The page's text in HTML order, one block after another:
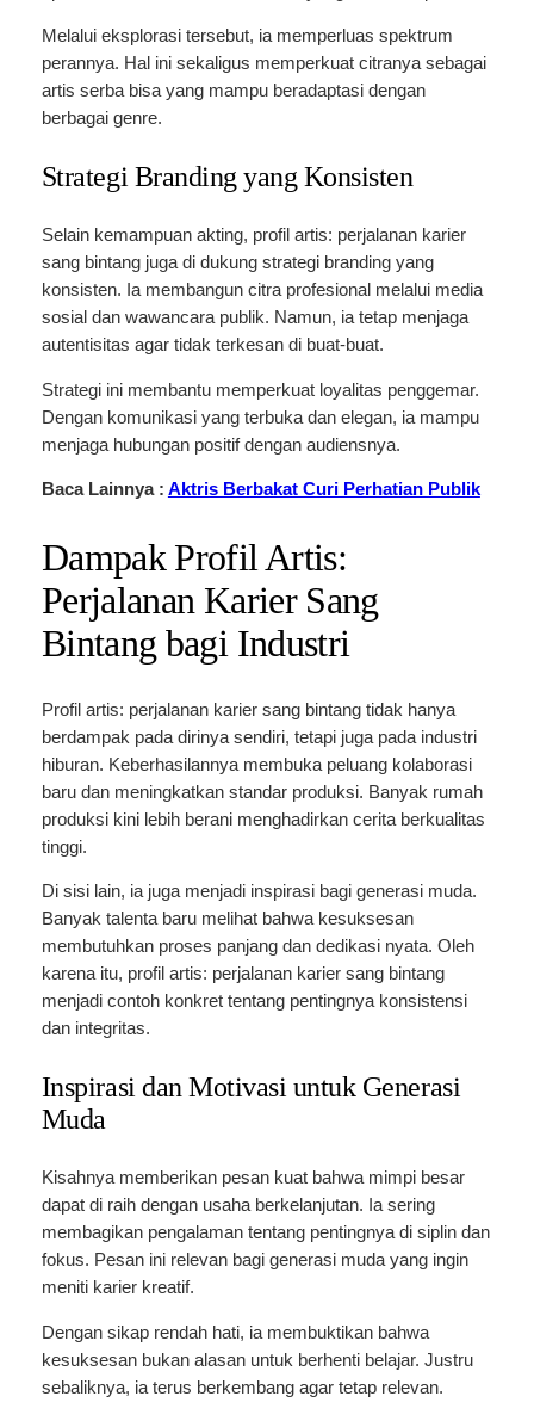
Melalui eksplorasi tersebut, ia memperluas spektrum
perannya. Hal ini sekaligus memperkuat citranya sebagai
artis serba bisa yang mampu beradaptasi dengan
berbagai genre.
Strategi Branding yang Konsisten
Selain kemampuan akting, profil artis: perjalanan karier
sang bintang juga di dukung strategi branding yang
konsisten. Ia membangun citra profesional melalui media
sosial dan wawancara publik. Namun, ia tetap menjaga
autentisitas agar tidak terkesan di buat-buat.
Strategi ini membantu memperkuat loyalitas penggemar.
Dengan komunikasi yang terbuka dan elegan, ia mampu
menjaga hubungan positif dengan audiensnya.
Baca Lainnya : Aktris Berbakat Curi Perhatian Publik
Dampak Profil Artis:
Perjalanan Karier Sang
Bintang bagi Industri
Profil artis: perjalanan karier sang bintang tidak hanya
berdampak pada dirinya sendiri, tetapi juga pada industri
hiburan. Keberhasilannya membuka peluang kolaborasi
baru dan meningkatkan standar produksi. Banyak rumah
produksi kini lebih berani menghadirkan cerita berkualitas
tinggi.
Di sisi lain, ia juga menjadi inspirasi bagi generasi muda.
Banyak talenta baru melihat bahwa kesuksesan
membutuhkan proses panjang dan dedikasi nyata. Oleh
karena itu, profil artis: perjalanan karier sang bintang
menjadi contoh konkret tentang pentingnya konsistensi
dan integritas.
Inspirasi dan Motivasi untuk Generasi
Muda
Kisahnya memberikan pesan kuat bahwa mimpi besar
dapat di raih dengan usaha berkelanjutan. Ia sering
membagikan pengalaman tentang pentingnya di siplin dan
fokus. Pesan ini relevan bagi generasi muda yang ingin
meniti karier kreatif.
Dengan sikap rendah hati, ia membuktikan bahwa
kesuksesan bukan alasan untuk berhenti belajar. Justru
sebaliknya, ia terus berkembang agar tetap relevan.